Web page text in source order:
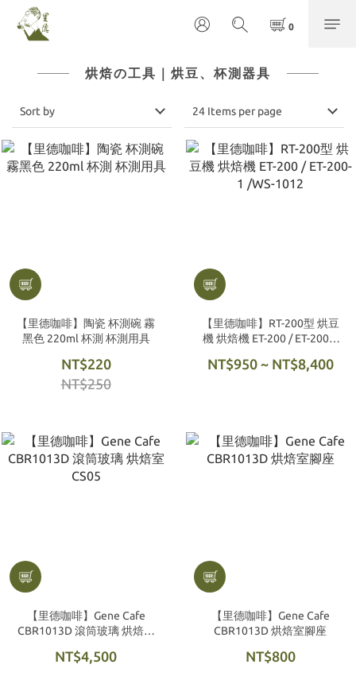
烘焙の工具｜烘豆、杯測器具
Sort by 24 Items per page
【里德咖啡】陶瓷 杯測碗 霧
黑色 220ml 杯測 杯測用具
NT$220
NT$250
【里德咖啡】RT-200型 烘豆
機 烘焙機 ET-200 / ET-200-1
NT$950 ~ NT$8,400
【里德咖啡】Gene Cafe
CBR1013D 滾筒玻璃 烘焙室
NT$4,500
【里德咖啡】Gene Cafe
CBR1013D 烘焙室腳座
NT$800